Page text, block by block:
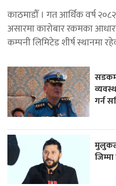
काठमाडौँ । गत आर्थिक वर्ष
असारमा कारोबार रकमका
कम्पनी लिमिटेड शीर्ष स्थानमा
गर्न